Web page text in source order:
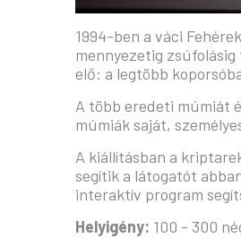
1994-ben a váci
mennyezetig
elő: a legtöbb
A több eredeti múmiát
múmiák saját,
A kiállításban a
segítik a látogatót
interaktív program
Helyigény: 100 - 300